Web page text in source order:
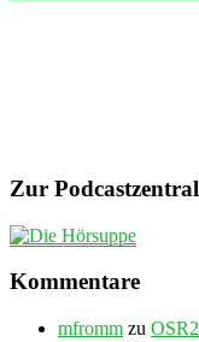
Zur
Kommentare
mfromm zu